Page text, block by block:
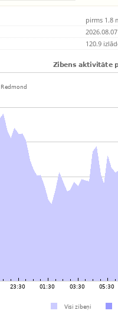
pirms 1.8
120.9